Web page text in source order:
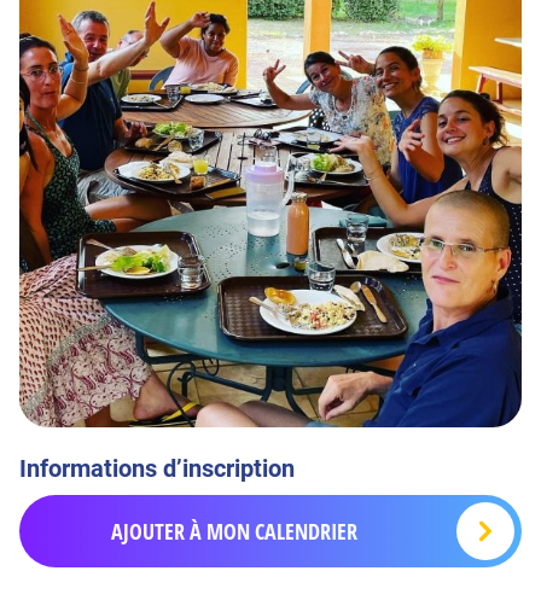
Informations d’inscription
AJOUTER À MON CALENDRIER